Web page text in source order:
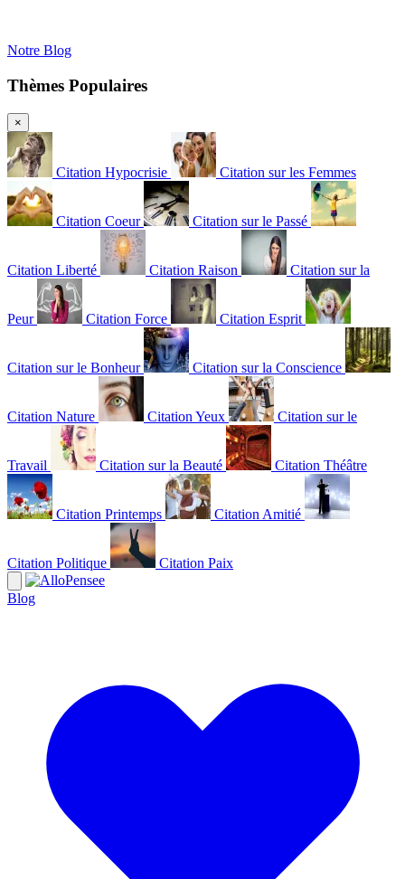
Notre Blog
Thèmes Populaires
×
Citation Hypocrisie Citation sur les Femmes
Citation Coeur Citation sur le Passé
Citation Liberté Citation Raison Citation sur la
Peur Citation Force Citation Esprit
Citation sur le Bonheur Citation sur la Conscience
Citation Nature Citation Yeux Citation sur le
Travail Citation sur la Beauté Citation Théâtre
Citation Printemps Citation Amitié
Citation Politique Citation Paix
Blog